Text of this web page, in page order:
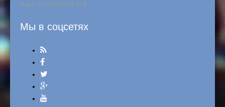
март 30, 2026 Hits:424
Мы в соцсетях